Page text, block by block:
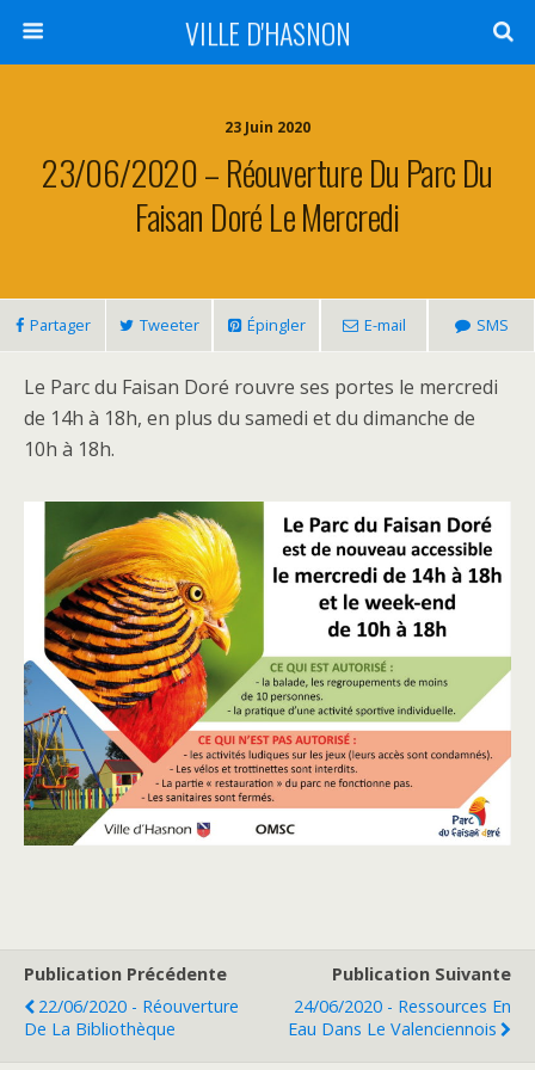
VILLE D'HASNON
23 Juin 2020
23/06/2020 – Réouverture Du Parc Du
Faisan Doré Le Mercredi
Partager Tweeter Épingler E-mail SMS
Le Parc du Faisan Doré rouvre ses portes le mercredi
de 14h à 18h, en plus du samedi et du dimanche de
10h à 18h.
Publication Précédente
22/06/2020 - Réouverture
De La Bibliothèque
Publication Suivante
24/06/2020 - Ressources En
Eau Dans Le Valenciennois